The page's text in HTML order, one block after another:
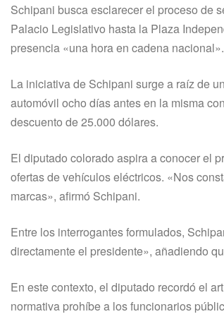
Schipani busca esclarecer el proceso de
Palacio Legislativo hasta la Plaza
presencia «una hora en cadena nacional».
La iniciativa de Schipani surge a raíz de
automóvil ocho días antes en la misma
descuento de 25.000 dólares.
El diputado colorado aspira a conocer el
ofertas de vehículos eléctricos. «Nos
marcas», afirmó Schipani.
Entre los interrogantes formulados,
directamente el presidente», añadiendo
En este contexto, el diputado recordó el
normativa prohíbe a los funcionarios